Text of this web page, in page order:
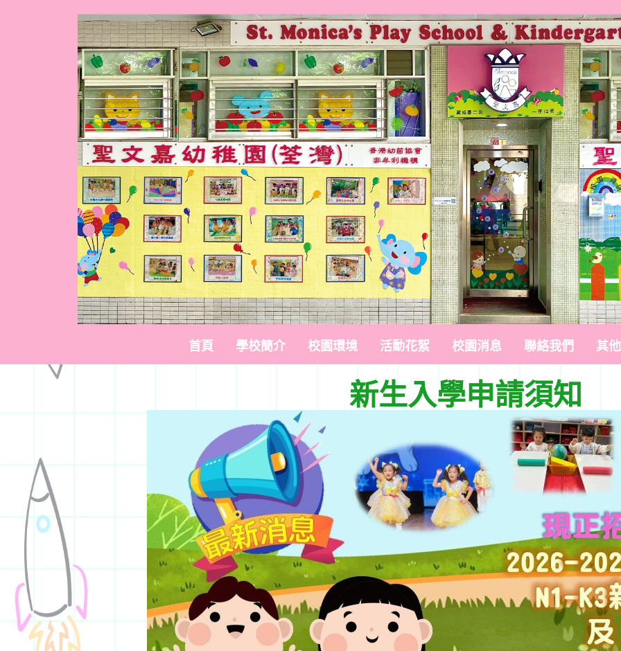
首頁 學校簡介 校園環境 活動花絮 校園消息 聯絡我們 其他
新生入學申請須知